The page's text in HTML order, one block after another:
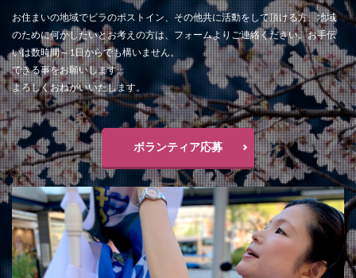
お住まいの地域でビラのポストイン、その他共に活動をして頂ける方、地域
のために何かしたいとお考えの方は、フォームよりご連絡ください。お手伝
いは数時間～1日からでも構いません。
できる事をお願いします。
よろしくおねがいいたします。
ボランティア応募